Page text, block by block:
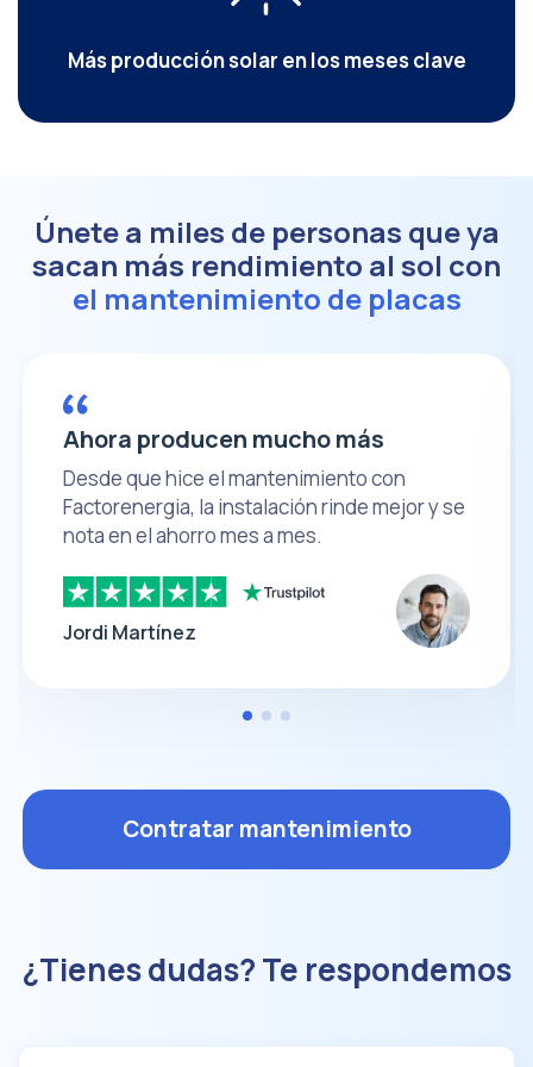
Más producción solar en los meses clave
Únete a miles de personas que ya
sacan más rendimiento al sol con
el mantenimiento de placas
Ahora producen mucho más
Desde que hice el mantenimiento con
Factorenergia, la instalación rinde mejor y se
nota en el ahorro mes a mes.
Jordi Martínez
Contratar mantenimiento
¿Tienes dudas? Te respondemos